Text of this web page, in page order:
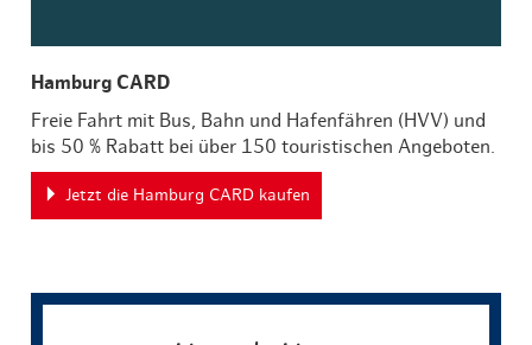
Hamburg CARD
Freie Fahrt mit Bus, Bahn und Hafenfähren (HVV) und
bis 50 % Rabatt bei über 150 touristischen Angeboten.
Jetzt die Hamburg CARD kaufen